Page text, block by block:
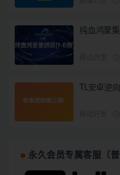
纯血鸿蒙
TL安卓逆
永久会员专属客服（